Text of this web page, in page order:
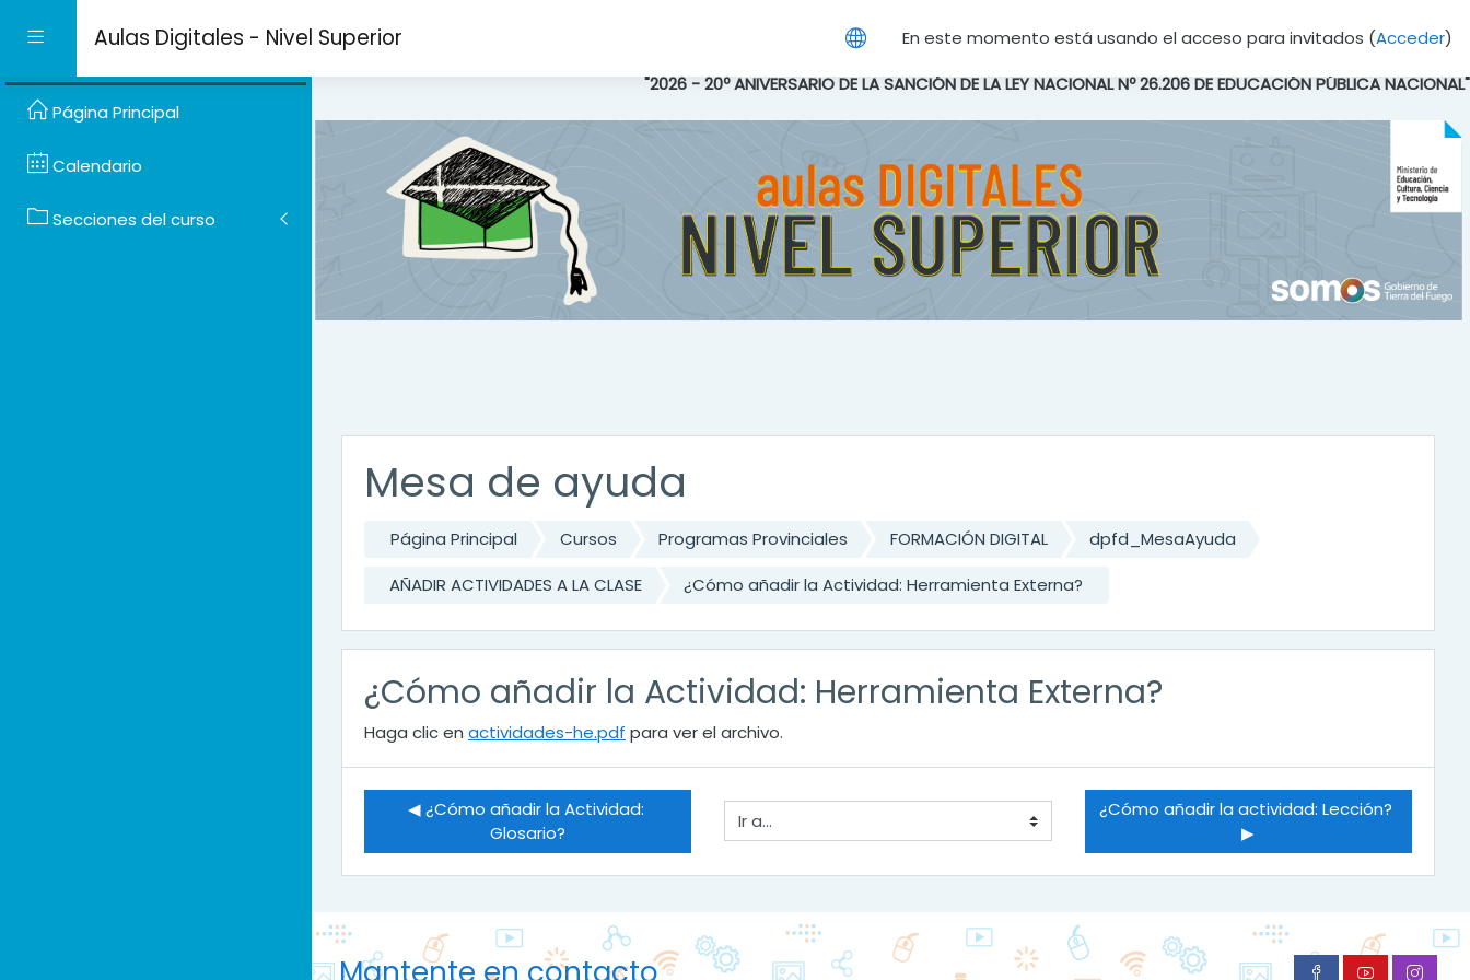
Panel lateralAulas Digitales - Nivel Superior En este momento está usando el acceso para invitados (Acceder)
"2026 - 20º ANIVERSARIO DE LA SANCIÓN DE LA LEY NACIONAL Nº 26.206 DE EDUCACIÓN PÚBLICA NACIONAL"
Mesa de ayuda
Página Principal Cursos Programas Provinciales FORMACIÓN DIGITAL
dpfd_MesaAyuda
AÑADIR ACTIVIDADES A LA CLASE
¿Cómo añadir la Actividad: Herramienta Externa?
¿Cómo añadir la Actividad: Herramienta Externa?
Haga clic en actividades-he.pdf para ver el archivo.
◀︎ ¿Cómo añadir la Actividad:
Glosario?
Ir a...
¿Cómo añadir la actividad: Lección?
▶︎
Página Principal
Calendario
Secciones del curso
Mantente en contacto